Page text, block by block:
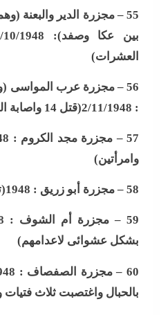
55 –
مجزرة الدير والبعنة
العشرات)
56 –
مجزرة عرب المواسى
: 2/11/1948(قتل 14 واصابة العشرات
57 –
وامرأتين)
58 – مجزرة أبو زريق : 1948(تم قتل وجرح العشرات
59 –
بشكل عشوائى لاعدامهم)
60 –
بالحبال واغتصبت ثلاث